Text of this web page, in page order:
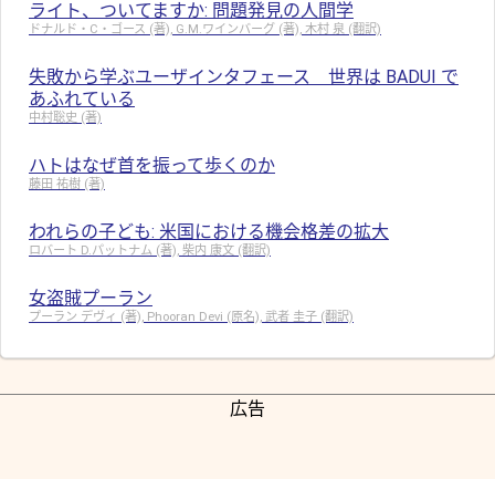
ライト、ついてますか: 問題発見の人間学
ドナルド・C・ゴース (著), G.M.ワインバーグ (著), 木村 泉 (翻訳)
失敗から学ぶユーザインタフェース 世界は BADUI で
あふれている
中村聡史 (著)
ハトはなぜ首を振って歩くのか
藤田 祐樹 (著)
われらの子ども: 米国における機会格差の拡大
ロバート D.パットナム (著), 柴内 康文 (翻訳)
女盗賊プーラン
プーラン デヴィ (著), Phooran Devi (原名), 武者 圭子 (翻訳)
広告